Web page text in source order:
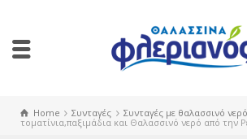
Home Συνταγές Συνταγές με θαλασσινό νερό
τοματίνια,παξιμάδια και Θαλασσινό νερό από την